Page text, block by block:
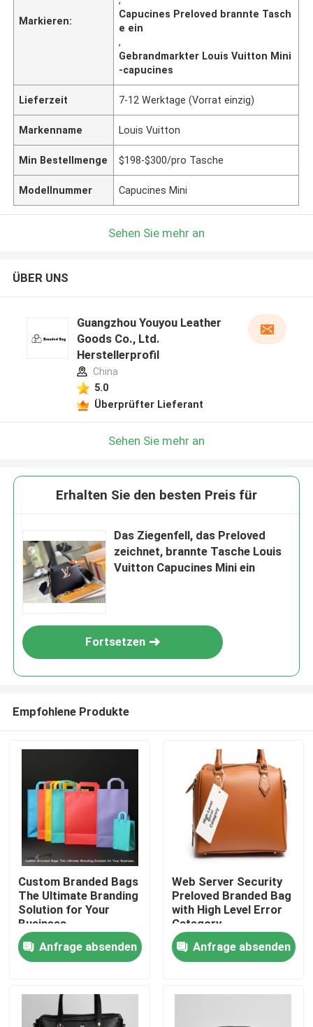
Haus
Videos
Markieren:
Capucines Preloved brannte Tasch
e ein
,
Gebrandmarkter Louis Vuitton Mini
-capucines
Lieferzeit 7-12 Werktage (Vorrat einzig)
Markenname Louis Vuitton
Min Bestellmenge $198-$300/pro Tasche
Modellnummer Capucines Mini
Sehen Sie mehr an
ÜBER UNS
Guangzhou Youyou Leather
Goods Co., Ltd.
Herstellerprofil
China
5.0
Überprüfter Lieferant
Sehen Sie mehr an
Erhalten Sie den besten Preis für
Das Ziegenfell, das Preloved
zeichnet, brannte Tasche Louis
Vuitton Capucines Mini ein
Fortsetzen
Empfohlene Produkte
Custom Branded Bags
The Ultimate Branding
Solution for Your
Business
Anfrage absenden
Web Server Security
Preloved Branded Bag
with High Level Error
Category
Anfrage absenden